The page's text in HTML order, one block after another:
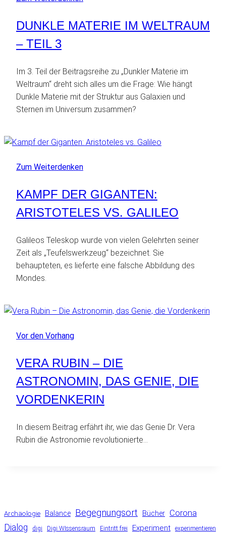
DUNKLE MATERIE IM WELTRAUM
– TEIL 3
Im 3. Teil der Beitragsreihe zu „Dunkler Materie im
Weltraum“ dreht sich alles um die Frage: Wie hängt
Dunkle Materie mit der Struktur aus Galaxien und
Sternen im Universum zusammen?
Zum Weiterdenken
KAMPF DER GIGANTEN:
ARISTOTELES VS. GALILEO
Galileos Teleskop wurde von vielen Gelehrten seiner
Zeit als „Teufelswerkzeug“ bezeichnet. Sie
behaupteten, es lieferte eine falsche Abbildung des
Mondes.
Vor den Vorhang
VERA RUBIN – DIE
ASTRONOMIN, DAS GENIE, DIE
VORDENKERIN
In diesem Beitrag erfährt ihr, wie das Genie Dr. Vera
Rubin die Astronomie revolutionierte…
Archäologie Balance Begegnungsort Bücher Corona
Dialog
digi Digi WIssensraum Eintritt frei Experiment experimentieren